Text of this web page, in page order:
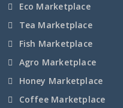
Eco Marketplace
Tea Marketplace
Fish Marketplace
Agro Marketplace
Honey Marketplace
Coffee Marketplace